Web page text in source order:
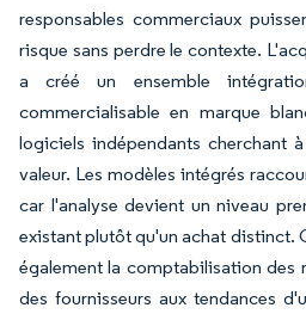
responsables commerciaux
risque sans perdre le contexte.
a créé un ensemble
commercialisable en marque
logiciels indépendants cherchant
valeur. Les modèles intégrés
car l'analyse devient un niveau
existant plutôt qu'un achat distinct.
également la comptabilisation des
des fournisseurs aux tendances